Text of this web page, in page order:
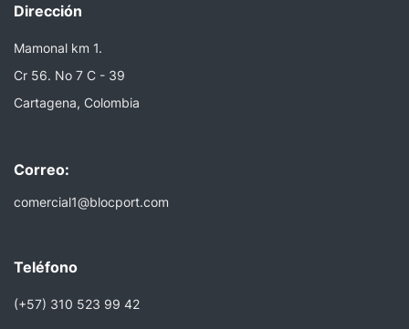
Dirección
Mamonal km 1.
Cr 56. No 7 C - 39
Cartagena, Colombia
Correo:
comercial1@blocport.com
Teléfono
(+57) 310 523 99 42